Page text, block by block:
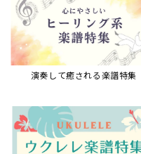
演奏して癒される楽譜特集